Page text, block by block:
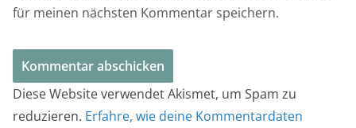
für meinen nächsten Kommentar speichern.
Diese Website verwendet Akismet, um Spam zu
reduzieren. Erfahre, wie deine Kommentardaten